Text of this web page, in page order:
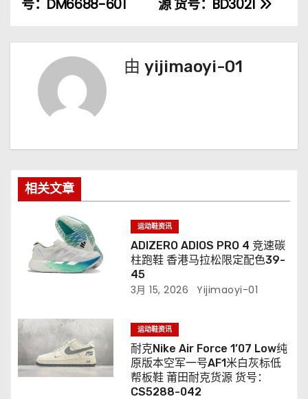
航
源 货号：BD3021
号：DM6688-601
由 yijimaoyi-01
相关文章
运动鞋资讯
ADIZERO ADIOS PRO 4 竞速碳
柱跑鞋 香港马拉松限定配色39-
45
3月 15, 2026 Yijimaoyi-01
运动鞋资讯
耐克Nike Air Force 1’07 Low纯
原版本空军一号AF1米白灰标低
帮板鞋 莆田耐克货源 货号：
CS5288-042